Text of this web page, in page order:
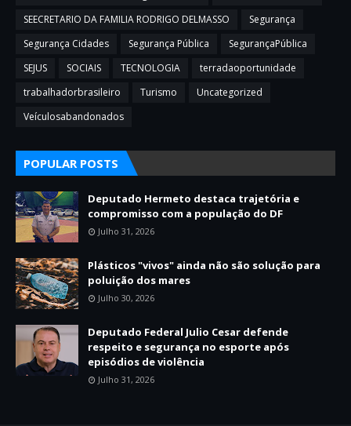
SEECRETARIO DA FAMILIA RODRIGO DELMASSO
Segurança
Segurança Cidades
Segurança Pública
SegurançaPública
SEJUS
SOCIAIS TECNOLOGIA
terradaoportunidade
trabalhadorbrasileiro
Turismo
Uncategorized
Veículosabandonados
POPULAR POSTS
Deputado Hermeto destaca trajetória e
compromisso com a população do DF
Julho 31, 2026
Plásticos "vivos" ainda não são solução para
poluição dos mares
Julho 30, 2026
Deputado Federal Julio Cesar defende
respeito e segurança no esporte após
episódios de violência
Julho 31, 2026